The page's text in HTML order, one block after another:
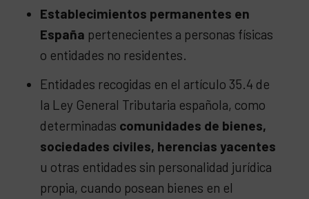
Establecimientos permanentes en
España pertenecientes a personas físicas
o entidades no residentes.
Entidades recogidas en el artículo 35.4 de
la Ley General Tributaria española, como
determinadas comunidades de bienes,
sociedades civiles, herencias yacentes
u otras entidades sin personalidad jurídica
propia, cuando posean bienes en el